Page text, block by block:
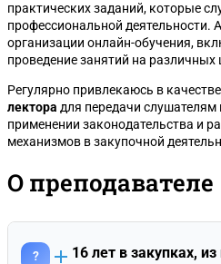
практических заданий, которые
профессиональной деятельности.
организации онлайн-обучения,
проведение занятий на
Регулярно привлекаюсь в качестве
лектора для передачи слушателям
применении законодательства и
механизмов в закупочной
О преподавателе
?
16 лет в закупках,